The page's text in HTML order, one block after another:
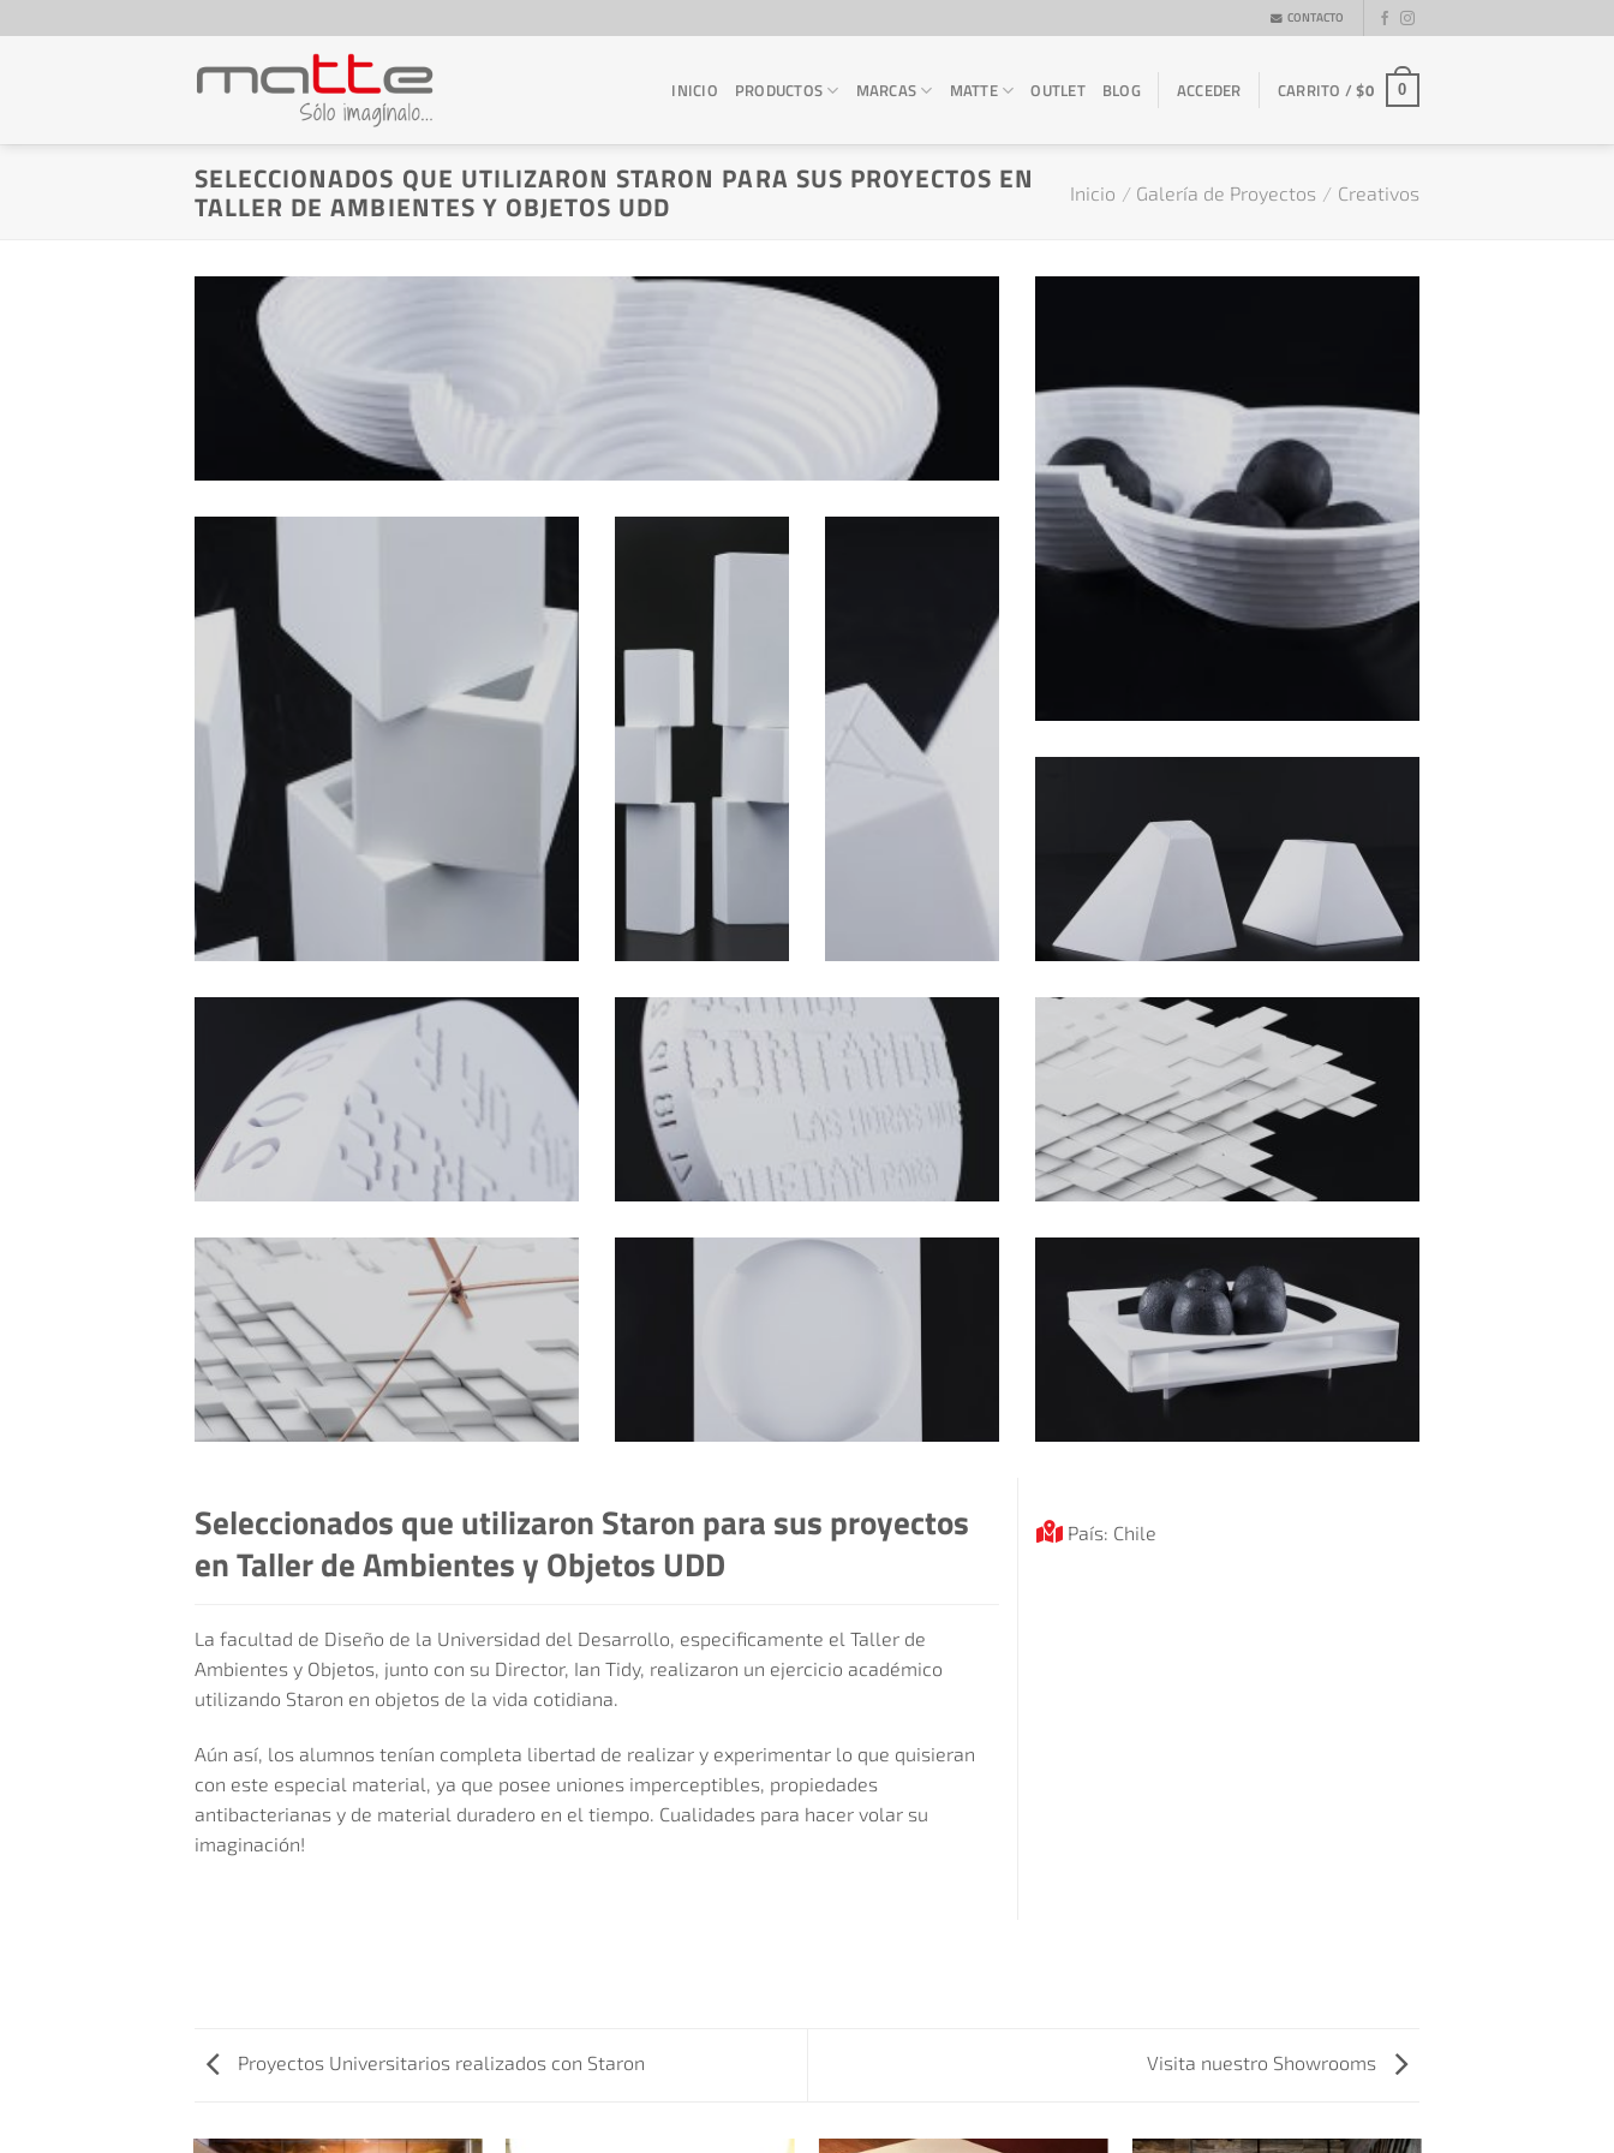
al
CONTACTO
INICIO PRODUCTOS MARCAS MATTE OUTLET BLOG ACCEDER CARRITO /$0 0
SELECCIONADOS QUE UTILIZARON STARON PARA SUS PROYECTOS EN
TALLER DE AMBIENTES Y OBJETOS UDD Inicio / Galería de Proyectos / Creativos
Seleccionados que utilizaron Staron para sus proyectos
en Taller de Ambientes y Objetos UDD
La facultad de Diseño de la Universidad del Desarrollo, especificamente el Taller de
Ambientes y Objetos, junto con su Director, Ian Tidy, realizaron un ejercicio académico
utilizando Staron en objetos de la vida cotidiana.
Aún así, los alumnos tenían completa libertad de realizar y experimentar lo que quisieran
con este especial material, ya que posee uniones imperceptibles, propiedades
antibacterianas y de material duradero en el tiempo. Cualidades para hacer volar su
imaginación!
País: Chile
Proyectos Universitarios realizados con Staron Visita nuestro Showrooms